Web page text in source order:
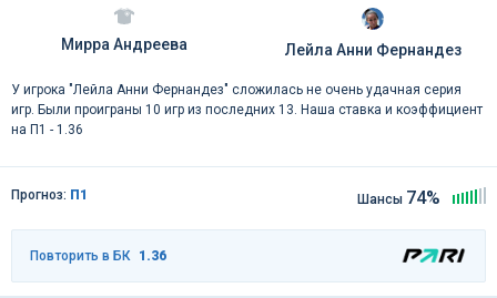
Мирра Андреева Лейла Анни Фернандез
У игрока "Лейла Анни Фернандез" сложилась не очень удачная серия
игр. Были проиграны 10 игр из последних 13. Наша ставка и коэффициент
на П1 - 1.36
Прогноз: П1 Шансы 74%
Повторить в БК 1.36